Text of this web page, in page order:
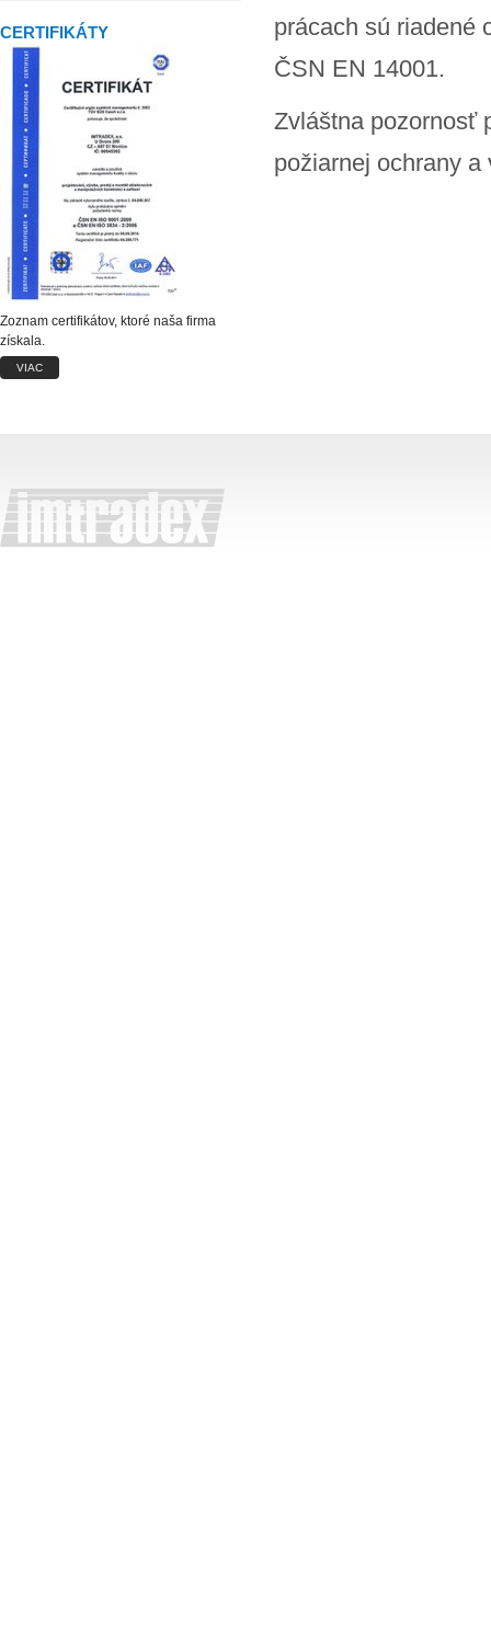
CERTIFIKÁTY
Zoznam certifikátov, ktoré naša firma
získala.
VIAC
prácach sú riadené
ČSN EN 14001.
Zvláštna pozornosť
požiarnej ochrany